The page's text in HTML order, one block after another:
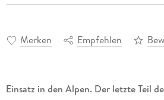
Merken Empfehlen
Einsatz in den Alpen. Der letzte Teil